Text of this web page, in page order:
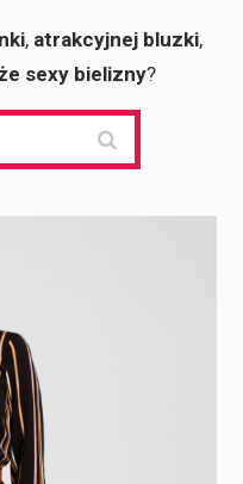
, atrakcyjnej bluzki,
sexy bielizny?